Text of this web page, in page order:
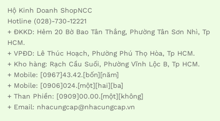
Hộ Kinh Doanh ShopNCC
Hotline (028)-730-12221
+ ĐKKD: Hẻm 20 Bờ Bao Tân Thắng, Phường Tân Sơn Nhì, Tp
HCM.
+ VPĐD: Lê Thúc Hoạch, Phường Phú Thọ Hòa, Tp HCM.
+ Kho hàng: Rạch Cầu Suối, Phường Vĩnh Lộc B, Tp HCM.
+ Mobile: [0967]43.42.[bốn][năm]
+ Mobile: [0906]024.[một][hai][ba]
+ Than Phiền: [0909]00.00.[một][không]
+ Email: nhacungcap@nhacungcap.vn